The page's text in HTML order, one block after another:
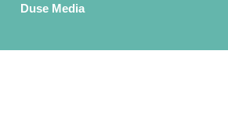
Duse Media